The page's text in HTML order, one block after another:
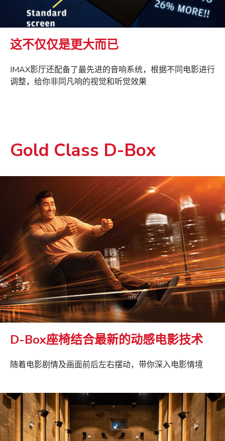
这不仅仅是更大而已
IMAX影厅还配备了最先进的音响系统，根据不同电影进行
调整，给你非同凡响的视觉和听觉效果
Gold Class D-Box
D-Box座椅结合最新的动感电影技术
随着电影剧情及画面前后左右摆动，带你深入电影情境